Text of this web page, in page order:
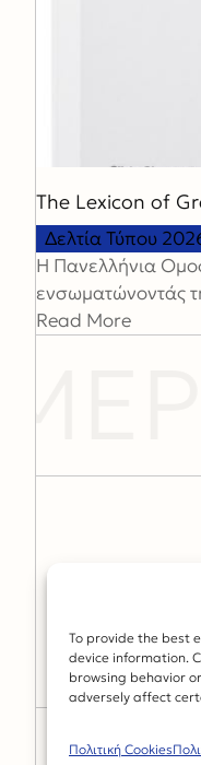
To provide the best
device information.
browsing behavior
adversely affect
Πολιτική Cookies
The Lexicon of
Δελτία Τύπου
H Πανελλήνια
ενσωματώνοντάς
Read More
© copyright 2024.